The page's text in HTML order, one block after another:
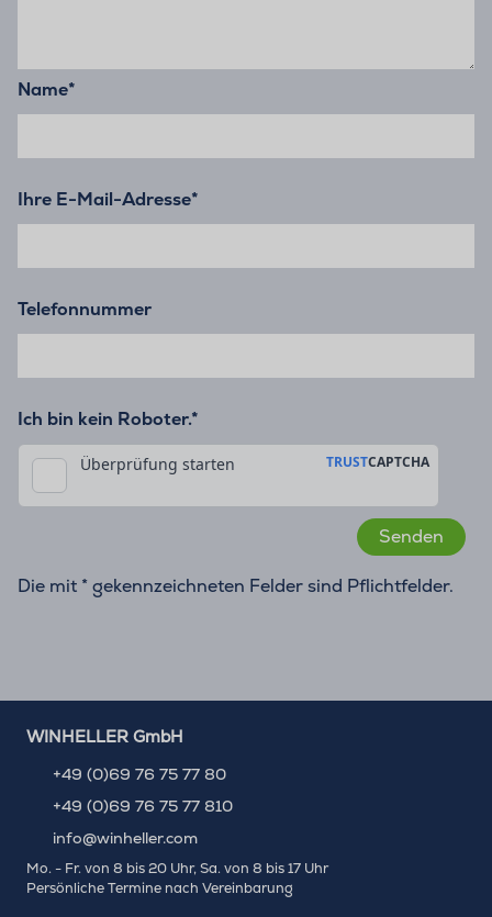
Name*
Ihre E-Mail-Adresse*
Telefonnummer
Ich bin kein Roboter.*
Die mit * gekennzeichneten Felder sind Pflichtfelder.
WINHELLER GmbH
+49 (0)69 76 75 77 80
+49 (0)69 76 75 77 810
info@winheller.com
Mo. - Fr. von 8 bis 20 Uhr, Sa. von 8 bis 17 Uhr
Persönliche Termine nach Vereinbarung